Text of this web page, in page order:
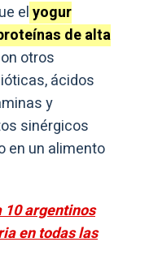
elyogur
de alta
otros
ácidos
y
sinérgicos
en un alimento
10 argentinos
en todas las